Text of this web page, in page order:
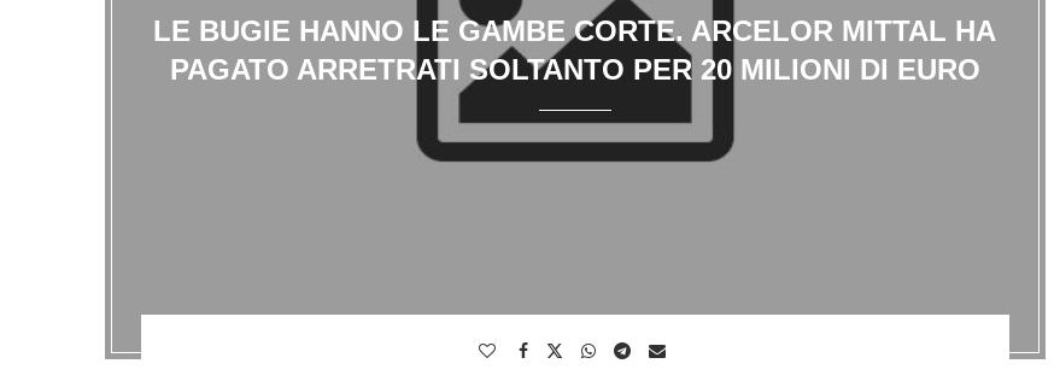
LE BUGIE HANNO LE GAMBE CORTE. ARCELOR MITTAL HA
PAGATO ARRETRATI SOLTANTO PER 20 MILIONI DI EURO